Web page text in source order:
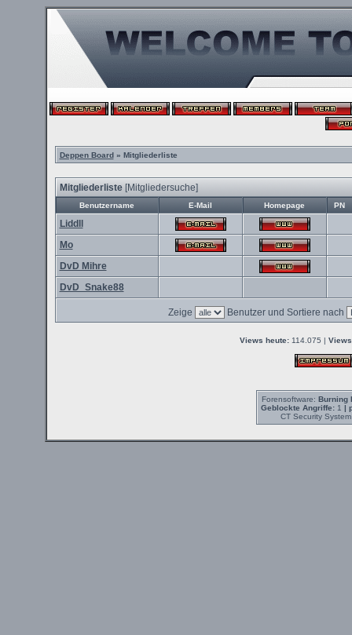
Deppen Board» Mitgliederliste
Mitgliederliste[Mitgliedersuche]
Benutzername E-Mail Homepage PN
Liddll
Mo
DvD Mihre
DvD_Snake88
Zeige Benutzer und Sortiere nach
Views heute:114.075 |
Forensoftware: Burning
Geblockte Angriffe:1 |
CT Security